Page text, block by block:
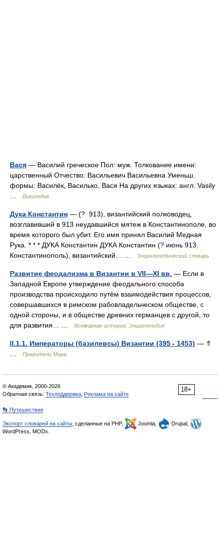
Вася — Василий греческое Пол: муж. Толкование имени:
царственный Отчество: Васильевич Васильевна Уменьш.
формы: Василёк, Василько, Вася На других языках: англ. Vasily
Википедия
Дука Константин — (? 913), византийский полководец,
возглавивший в 913 неудавшийся мятеж в Константинополе, во
время которого был убит. Его имя принял Василий Медная
Рука. * * * ДУКА Константин ДУКА Константин (? июнь 913,
Константинополь), византийский… …
Энциклопедический словарь
Развитие феодализма в Византии в VII—XI вв. — Если в
Западной Европе утверждение феодального способа
производства происходило путём взаимодействия процессов,
совершавшихся в римском рабовладельческом обществе, с
одной стороны, и в обществе древних германцев с другой, то
для развития… …
Всемирная история. Энциклопедия
II.1.1. Императоры (базилевсы) Византии (395 - 1453) — ⇑
Правители Мира
18+
© Академик, 2000-2026
Обратная связь: Техподдержка Реклама на сайте
👣 Путешествия
Экспорт словарей на сайты , сделанные на PHP, Joomla,
Drupal,
WordPress, MODx.